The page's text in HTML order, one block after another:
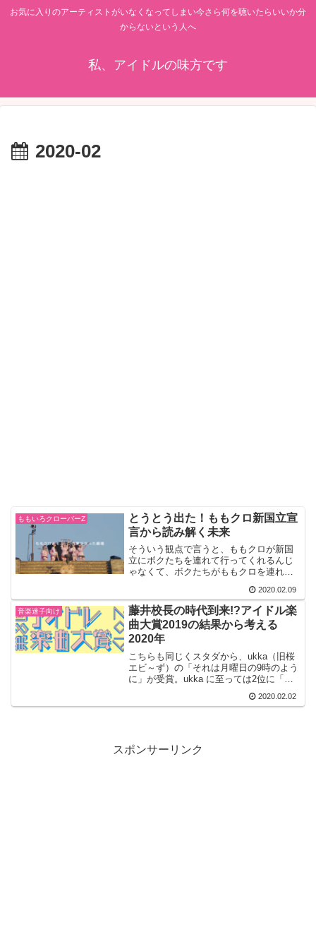
お気に入りのアーティストがいなくなってしまい今さら何を聴いたらいいか分
からないという人へ
私、アイドルの味方です
2020-02
ももいろクローバーZ
とうとう出た！ももクロ新国立宣
言から読み解く未来
そういう観点で言うと、ももクロが新国
立にボクたちを連れて行ってくれるんじ
ゃなくて、ボクたちがももクロを連れて
はどちらがっていうより一緒に行くとい
うのがニュアンスとしては一番しっくり
くるかな。
2020.02.09
音楽迷子向け
藤井校長の時代到来!?アイドル楽
曲大賞2019の結果から考える
2020年
こちらも同じくスタダから、ukka（旧桜
エビ～ず）の「それは月曜日の9時のよう
に」が受賞。ukka に至っては2位に「キ
ファー。」、8位「せつないや」と、実に
2020.02.02
スポンサーリンク